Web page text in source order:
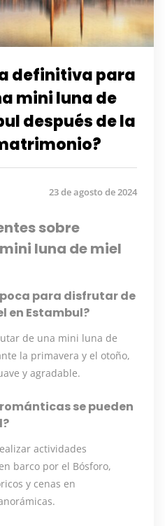
definitiva para
mini luna de
después de la
23 de agosto de 2024
sobre
luna de miel
para disfrutar de
en Estambul?
de una mini luna de
la primavera y el otoño,
y agradable.
se pueden
actividades
barco por el Bósforo,
y cenas en